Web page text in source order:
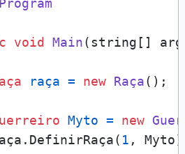
Program
void Main(string[]
raça = new Raça();
Myto = new
1 ,